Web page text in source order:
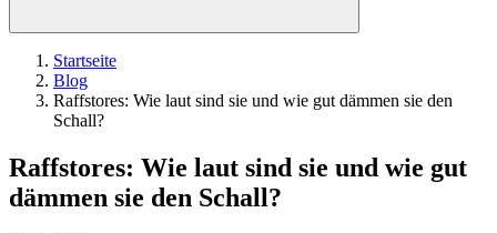
Startseite
Blog
Raffstores: Wie laut sind sie und wie gut dämmen sie den
Schall?
Raffstores: Wie laut sind sie und wie gut
dämmen sie den Schall?